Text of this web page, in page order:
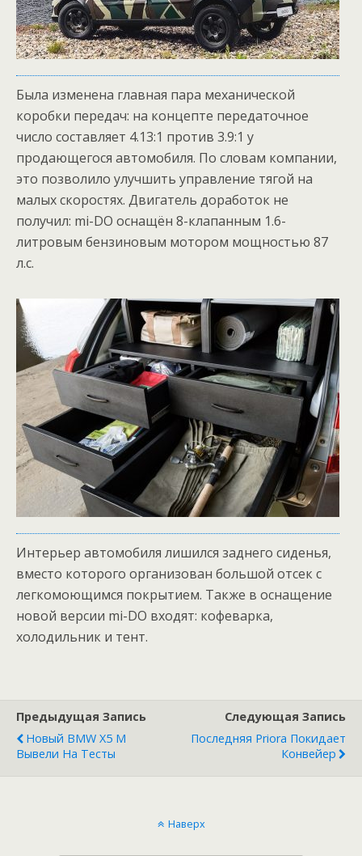
Была изменена главная пара механической
коробки передач: на концепте передаточное
число составляет 4.13:1 против 3.9:1 у
продающегося автомобиля. По словам компании,
это позволило улучшить управление тягой на
малых скоростях. Двигатель доработок не
получил: mi-DO оснащён 8-клапанным 1.6-
литровым бензиновым мотором мощностью 87
л.с.
Интерьер автомобиля лишился заднего сиденья,
вместо которого организован большой отсек с
легкомоющимся покрытием. Также в оснащение
новой версии mi-DO входят: кофеварка,
холодильник и тент.
Предыдущая Запись
Новый BMW X5 M
Вывели На Тесты
Следующая Запись
Последняя Priora Покидает
Конвейер
Наверх